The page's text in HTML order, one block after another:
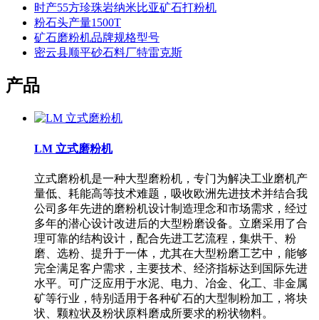
时产55方珍珠岩纳米比亚矿石打粉机
粉石头产量1500T
矿石磨粉机品牌规格型号
密云县顺平砂石料厂特雷克斯
产品
LM 立式磨粉机
立式磨粉机是一种大型磨粉机，专门为解决工业磨机产
量低、耗能高等技术难题，吸收欧洲先进技术并结合我
公司多年先进的磨粉机设计制造理念和市场需求，经过
多年的潜心设计改进后的大型粉磨设备。立磨采用了合
理可靠的结构设计，配合先进工艺流程，集烘干、粉
磨、选粉、提升于一体，尤其在大型粉磨工艺中，能够
完全满足客户需求，主要技术、经济指标达到国际先进
水平。可广泛应用于水泥、电力、冶金、化工、非金属
矿等行业，特别适用于各种矿石的大型制粉加工，将块
状、颗粒状及粉状原料磨成所要求的粉状物料。